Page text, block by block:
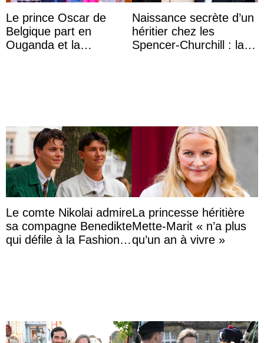
Le prince Oscar de
Belgique part en
Ouganda et la
Naissance secrète d’un
héritier chez les
Spencer-Churchill : la
Le comte Nikolai admire
sa compagne Benedikte
qui défile à la Fashion
La princesse héritière
Mette-Marit « n’a plus
qu’un an à vivre »